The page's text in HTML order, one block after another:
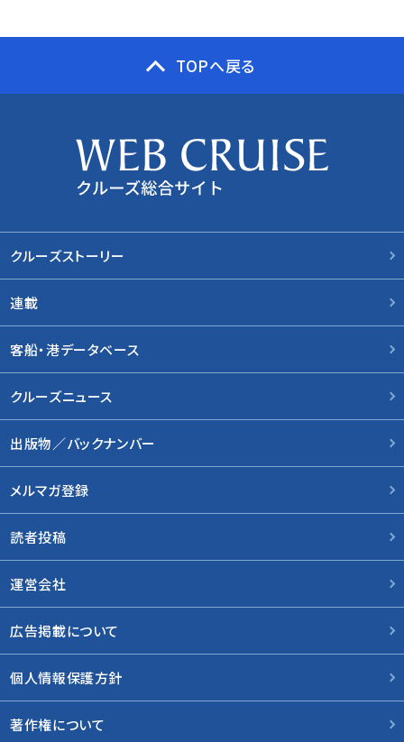
TOPへ戻る
クルーズストーリー
連載
客船・港データベース
クルーズニュース
出版物／バックナンバー
メルマガ登録
読者投稿
運営会社
広告掲載について
個人情報保護方針
著作権について